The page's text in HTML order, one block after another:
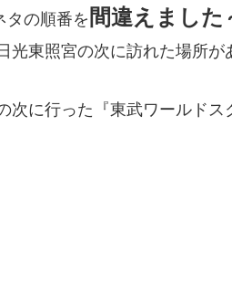
タの順番を 間違えました
光東照宮の次に訪れた場所
次に行った『東武ワールド